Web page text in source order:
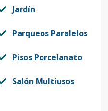
Jardín
Parqueos Paralelos
Pisos Porcelanato
Salón Multiusos